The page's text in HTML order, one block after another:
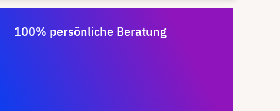
100% persönliche Beratung